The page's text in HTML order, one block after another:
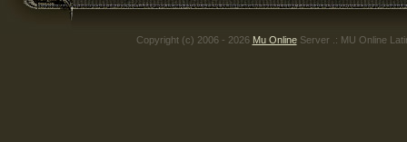
Copyright (c) 2006 - 2026 Mu OnlineServer .: MU Online